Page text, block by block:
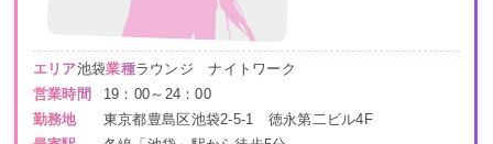
エリア池袋業種ラウンジ ナイトワーク
営業時間
19：00～24：00
勤務地
東京都豊島区池袋2-5-1 徳永第二ビル4F